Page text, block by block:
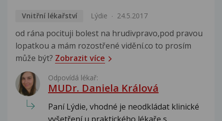
Vnitřní lékařství Lýdie 24.5.2017
od rána pocituji bolest na hrudivpravo,pod pravou
lopatkou a mám rozostřené vidění.co to prosím
může být? Zobrazit více
Odpovídá lékař:
MUDr. Daniela Králová
Paní Lýdie, vhodné je neodkládat klinické